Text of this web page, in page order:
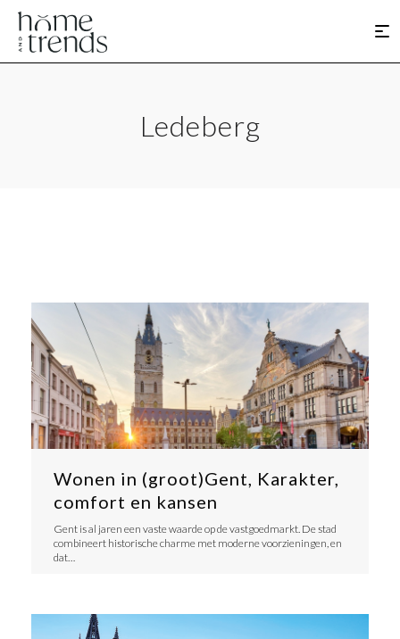
Ledeberg
Wonen in (groot)Gent, Karakter,
comfort en kansen
Gent is al jaren een vaste waarde op de vastgoedmarkt. De stad
combineert historische charme met moderne voorzieningen, en
dat…